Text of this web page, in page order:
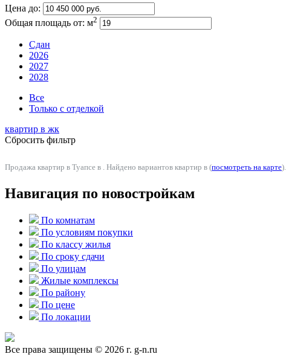
Цена до:
Общая площадь от: м2
Сдан
2026
2027
2028
Все
Только с отделкой
квартир в жк
Сбросить фильтр
Продажа квартир в Туапсе в . Найдено вариантов квартир в (посмотреть на карте
Навигация по новостройкам
По комнатам
По условиям покупки
По классу жилья
По сроку сдачи
По улицам
Жилые комплексы
По району
По цене
По локации
Все права защищены © 2026 г. g-n.ru